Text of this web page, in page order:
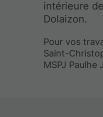
intérieure
Dolaizon.
Pour vos
Saint-
MSPJ